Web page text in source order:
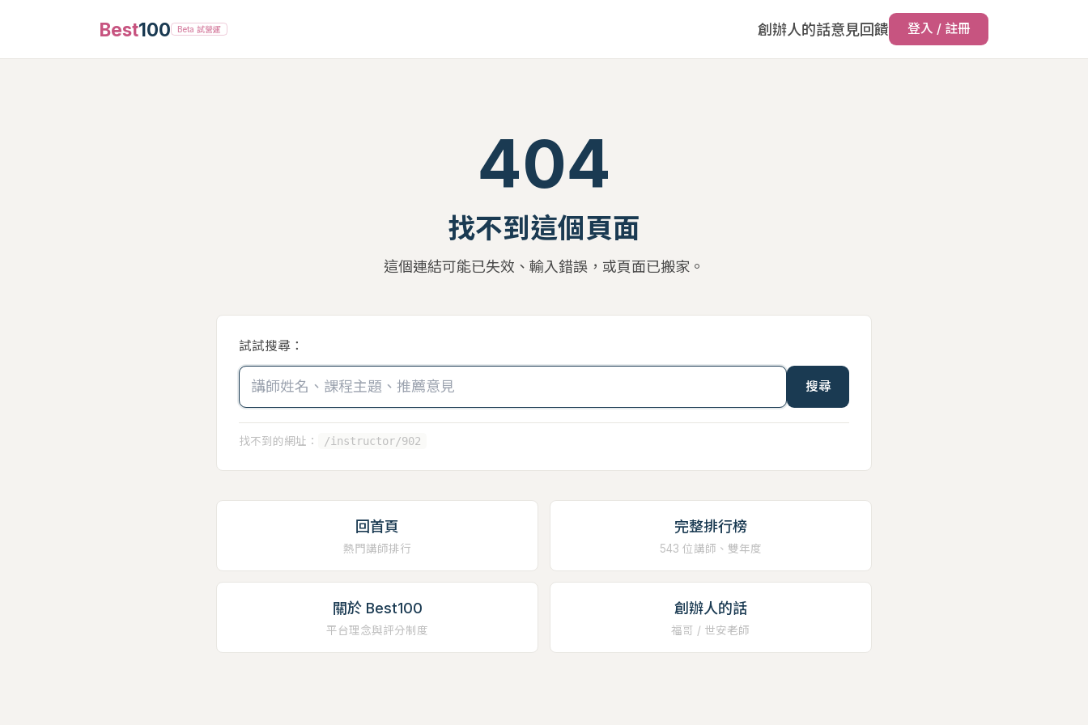
Best100 Beta 試營運 創辦人的話意見回饋 登入 / 註冊
404
找不到這個頁面
這個連結可能已失效、輸入錯誤，或頁面已搬家。
試試搜尋：
搜尋
找不到的網址： /instructor/902
回首頁
熱門講師排行
完整排行榜
543 位講師、雙年度
關於 Best100
平台理念與評分制度
創辦人的話
福哥 / 世安老師